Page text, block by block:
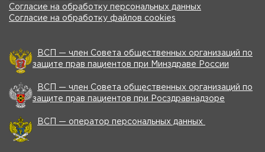
Согласие на обработку персональных данных
Согласие на обработку файлов cookies
ВСП — член Совета общественных организаций по
защите прав пациентов при Минздраве России
ВСП — член Совета общественных организаций по
защите прав пациентов при Росздравнадзоре
ВСП — оператор персональных данных